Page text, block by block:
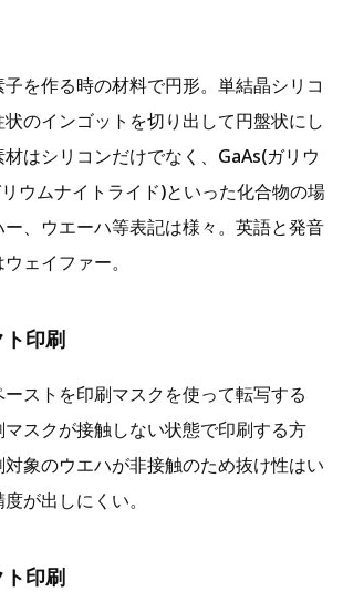
を作る時の材料で円形。単結晶シリコ
のインゴットを切り出して円盤状にし
はシリコンだけでなく、GaAs(ガリウ
ウムナイトライド)といった化合物の場
、ウエーハ等表記は様々。英語と発音
ェイファー。
ト印刷
ストを印刷マスクを使って転写する
スクが接触しない状態で印刷する方
象のウエハが非接触のため抜け性はい
が出しにくい。
ト印刷